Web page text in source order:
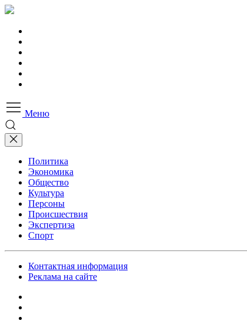
Меню
Политика
Экономика
Общество
Культура
Персоны
Происшествия
Экспертиза
Спорт
Контактная информация
Реклама на сайте